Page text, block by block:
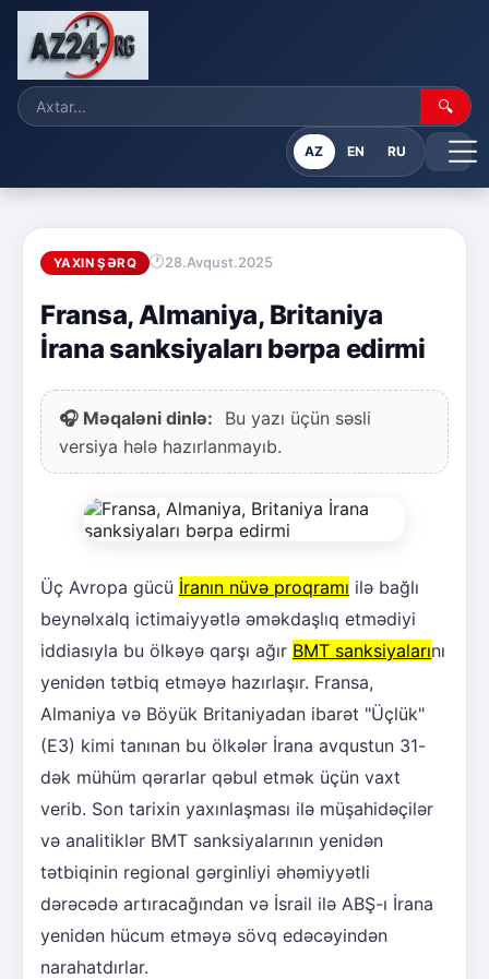
🔍
AZ EN RU
YAXIN ŞƏRQ 28.Avqust.2025
Fransa, Almaniya, Britaniya
İrana sanksiyaları bərpa edirmi
🎧 Məqaləni dinlə:
Bu yazı üçün səsli
versiya hələ hazırlanmayıb.
Üç Avropa gücü İranın nüvə proqramı ilə bağlı
beynəlxalq ictimaiyyətlə əməkdaşlıq etmədiyi
iddiasıyla bu ölkəyə qarşı ağır BMT sanksiyalarını
yenidən tətbiq etməyə hazırlaşır. Fransa,
Almaniya və Böyük Britaniyadan ibarət "Üçlük"
(E3) kimi tanınan bu ölkələr İrana avqustun 31-
dək mühüm qərarlar qəbul etmək üçün vaxt
verib. Son tarixin yaxınlaşması ilə müşahidəçilər
və analitiklər BMT sanksiyalarının yenidən
tətbiqinin regional gərginliyi əhəmiyyətli
dərəcədə artıracağından və İsrail ilə ABŞ-ı İrana
yenidən hücum etməyə sövq edəcəyindən
narahatdırlar.